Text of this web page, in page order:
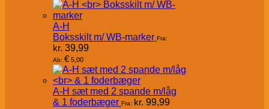
A-H
Boksskilt m/ WB-marker Fra:
kr. 39,99
Ab: € 5,00
A-H sæt med 2 spande m/låg
& 1 foderbæger Fra: kr. 99,99